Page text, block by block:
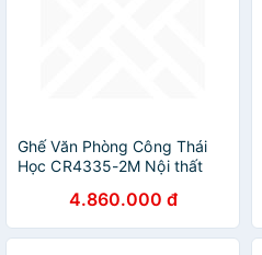
Ghế Văn Phòng Công Thái
Học CR4335-2M Nội thất
Ergonomic Cao cấp lưng lưới
nệm lưới xám có giá đỡ cột
sống tựa đầu lưng tay điều
4.860.000 đ